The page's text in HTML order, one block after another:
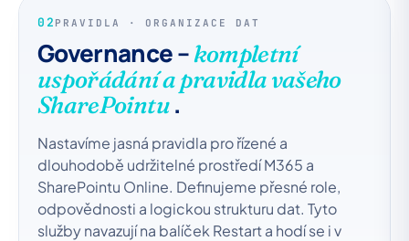
02 PRAVIDLA · ORGANIZACE DAT
Governance –kompletní
uspořádání a pravidla vašeho
SharePointu.
Nastavíme jasná pravidla pro řízené a
dlouhodobě udržitelné prostředí M365 a
SharePointu Online. Definujeme přesné role,
odpovědnosti a logickou strukturu dat. Tyto
služby navazují na balíček Restart a hodí se i v